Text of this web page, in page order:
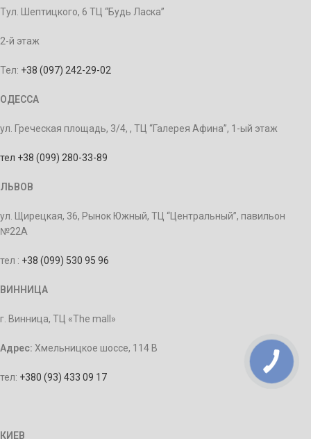
Тул. Шептицкого, 6 ТЦ “Будь Ласка”
2-й этаж
Тел: +38 (097) 242-29-02
ОДЕССА
ул. Греческая площадь, 3/4, , ТЦ “Галерея Афина”, 1-ый этаж
тел +38 (099) 280-33-89
ЛЬВОВ
ул. Щирецкая, 36, Рынок Южный, ТЦ “Центральный”, павильон
№22А
тел : +38 (099) 530 95 96
ВИННИЦА
г. Винница, ТЦ «The mall»
Адрес: Хмельницкое шоссе, 114 В
тел: +380 (93) 433 09 17
КИЕВ